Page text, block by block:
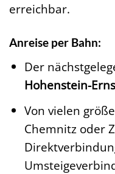
erreichbar.
Anreise per Bahn:
Der
Hohenstein-
Von vielen
Chemnitz oder